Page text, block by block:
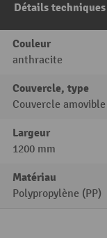
Détails techniques
Couleur
anthracite
Couvercle, type
Couvercle amovible
Largeur
1200 mm
Matériau
Polypropylène (PP)